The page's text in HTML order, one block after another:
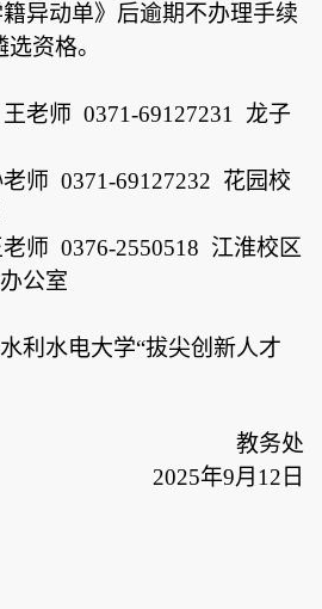
异动单》后逾期不办理手续
资格。
老师 0371-69127231 龙子
师 0371-69127232 花园校
师 0376-2550518 江淮校区
公室
利水电大学“拔尖创新人才
教务处
2025年9月 12 日